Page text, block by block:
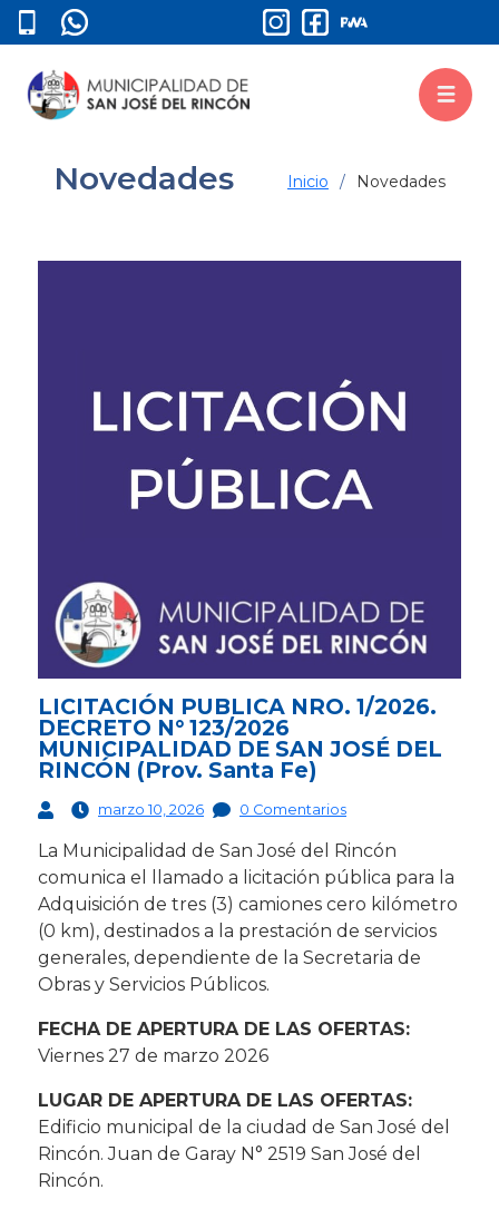
Novedades Inicio Novedades
LICITACIÓN PUBLICA NRO. 1/2026.
DECRETO N° 123/2026
MUNICIPALIDAD DE SAN JOSÉ DEL
RINCÓN (Prov. Santa Fe)
marzo 10, 2026 0 Comentarios
La Municipalidad de San José del Rincón
comunica el llamado a licitación pública para la
Adquisición de tres (3) camiones cero kilómetro
(0 km), destinados a la prestación de servicios
generales, dependiente de la Secretaria de
Obras y Servicios Públicos.
FECHA DE APERTURA DE LAS OFERTAS:
Viernes 27 de marzo 2026
LUGAR DE APERTURA DE LAS OFERTAS:
Edificio municipal de la ciudad de San José del
Rincón. Juan de Garay N° 2519 San José del
Rincón.